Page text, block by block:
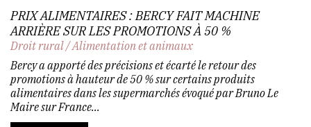
PRIX ALIMENTAIRES : BERCY FAIT MACHINE
ARRIÈRE SUR LES PROMOTIONS À 50 %
Droit rural/Alimentation et animaux
Bercy a apporté des précisions et écarté le retour des
promotions à hauteur de 50 % sur certains produits
alimentaires dans les supermarchés évoqué par Bruno Le
Maire sur France...